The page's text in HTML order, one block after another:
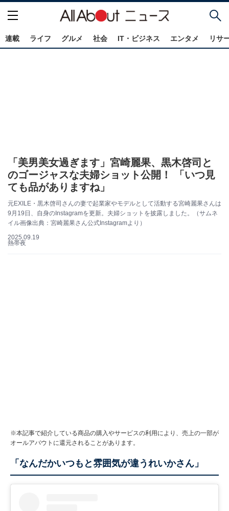
連載 ライフ グルメ 社会 IT・ビジネス エンタメ リサ
「美男美女過ぎます」宮崎麗果、黒木啓司と
のゴージャスな夫婦ショット公開！ 「いつ見
ても品がありますね」
元EXILE・黒木啓司さんの妻で起業家やモデルとして活動する宮崎麗果さんは
9月19日、自身のInstagramを更新。夫婦ショットを披露しました。（サムネ
イル画像出典：宮崎麗果さん公式Instagramより）
2025.09.19
熱帯夜
※本記事で紹介している商品の購入やサービスの利用により、売上の一部が
オールアバウトに還元されることがあります。
「なんだかいつもと雰囲気が違うれいかさん」